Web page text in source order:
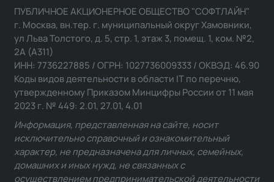
ПУБЛИЧНОЕ АКЦИОНЕРНОЕ ОБЩЕСТВО "СОФТЛАЙН"
г. Москва, вн.тер. г. муниципальный округ Хамовники,
ул Льва Толстого, д. 5, стр. 1, этаж 3, помещ. 1, ком. №2,
2А (А311)
ИНН: 7736227885 / ОГРН: 1027736009333 / ОКВЭД: 46.90
Коды видов деятельности в области IT по перечню,
утвержденному Приказом Минцифры России от 11 мая
2023 г. № 449: 2.01, 27.01, 4.01
Информация, представленная на сайте, носит
исключительно справочный и ознакомительный
характер, не предназначена для личных, семейных,
домашних и иных нужд, не связанных с
осуществлением предпринимательской деятельности